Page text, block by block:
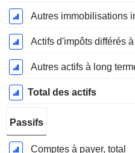
Autres immobilisations
Actifs d'impôts différés
Autres actifs à long
Total des actifs
Passifs
Comptes à payer, total